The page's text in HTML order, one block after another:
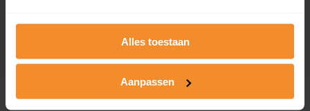
Alles toestaan
Aanpassen
Alleen globale ligging perceel
Een uitgebreid overzicht van het perceel en
omliggende percelen met de kadastrale erfgrenzen,